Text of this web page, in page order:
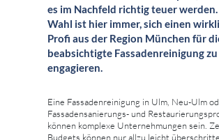
es im Nachfeld richtig teuer
Wahl ist hier immer, sich einen
Profi aus der Region München für
beabsichtigte Fassadenreinigung zu
engagieren.
Eine Fassadenreinigung in Ulm, Neu-Ulm
Fassadensanierungs- und
können komplexe Unternehmungen sein.
Budgets können nur allzu leicht